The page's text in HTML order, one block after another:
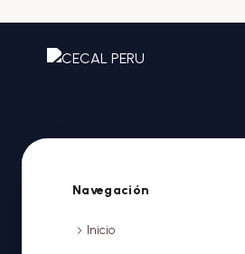
Navegación
Inicio